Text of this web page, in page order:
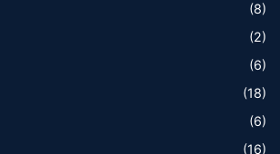
(8)
(2)
(6)
(18)
(6)
(16)